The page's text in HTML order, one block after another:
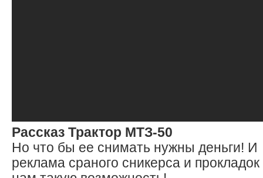
Рассказ Трактор МТЗ-50
Но что бы ее снимать нужны деньги! И
реклама сраного сникерса и